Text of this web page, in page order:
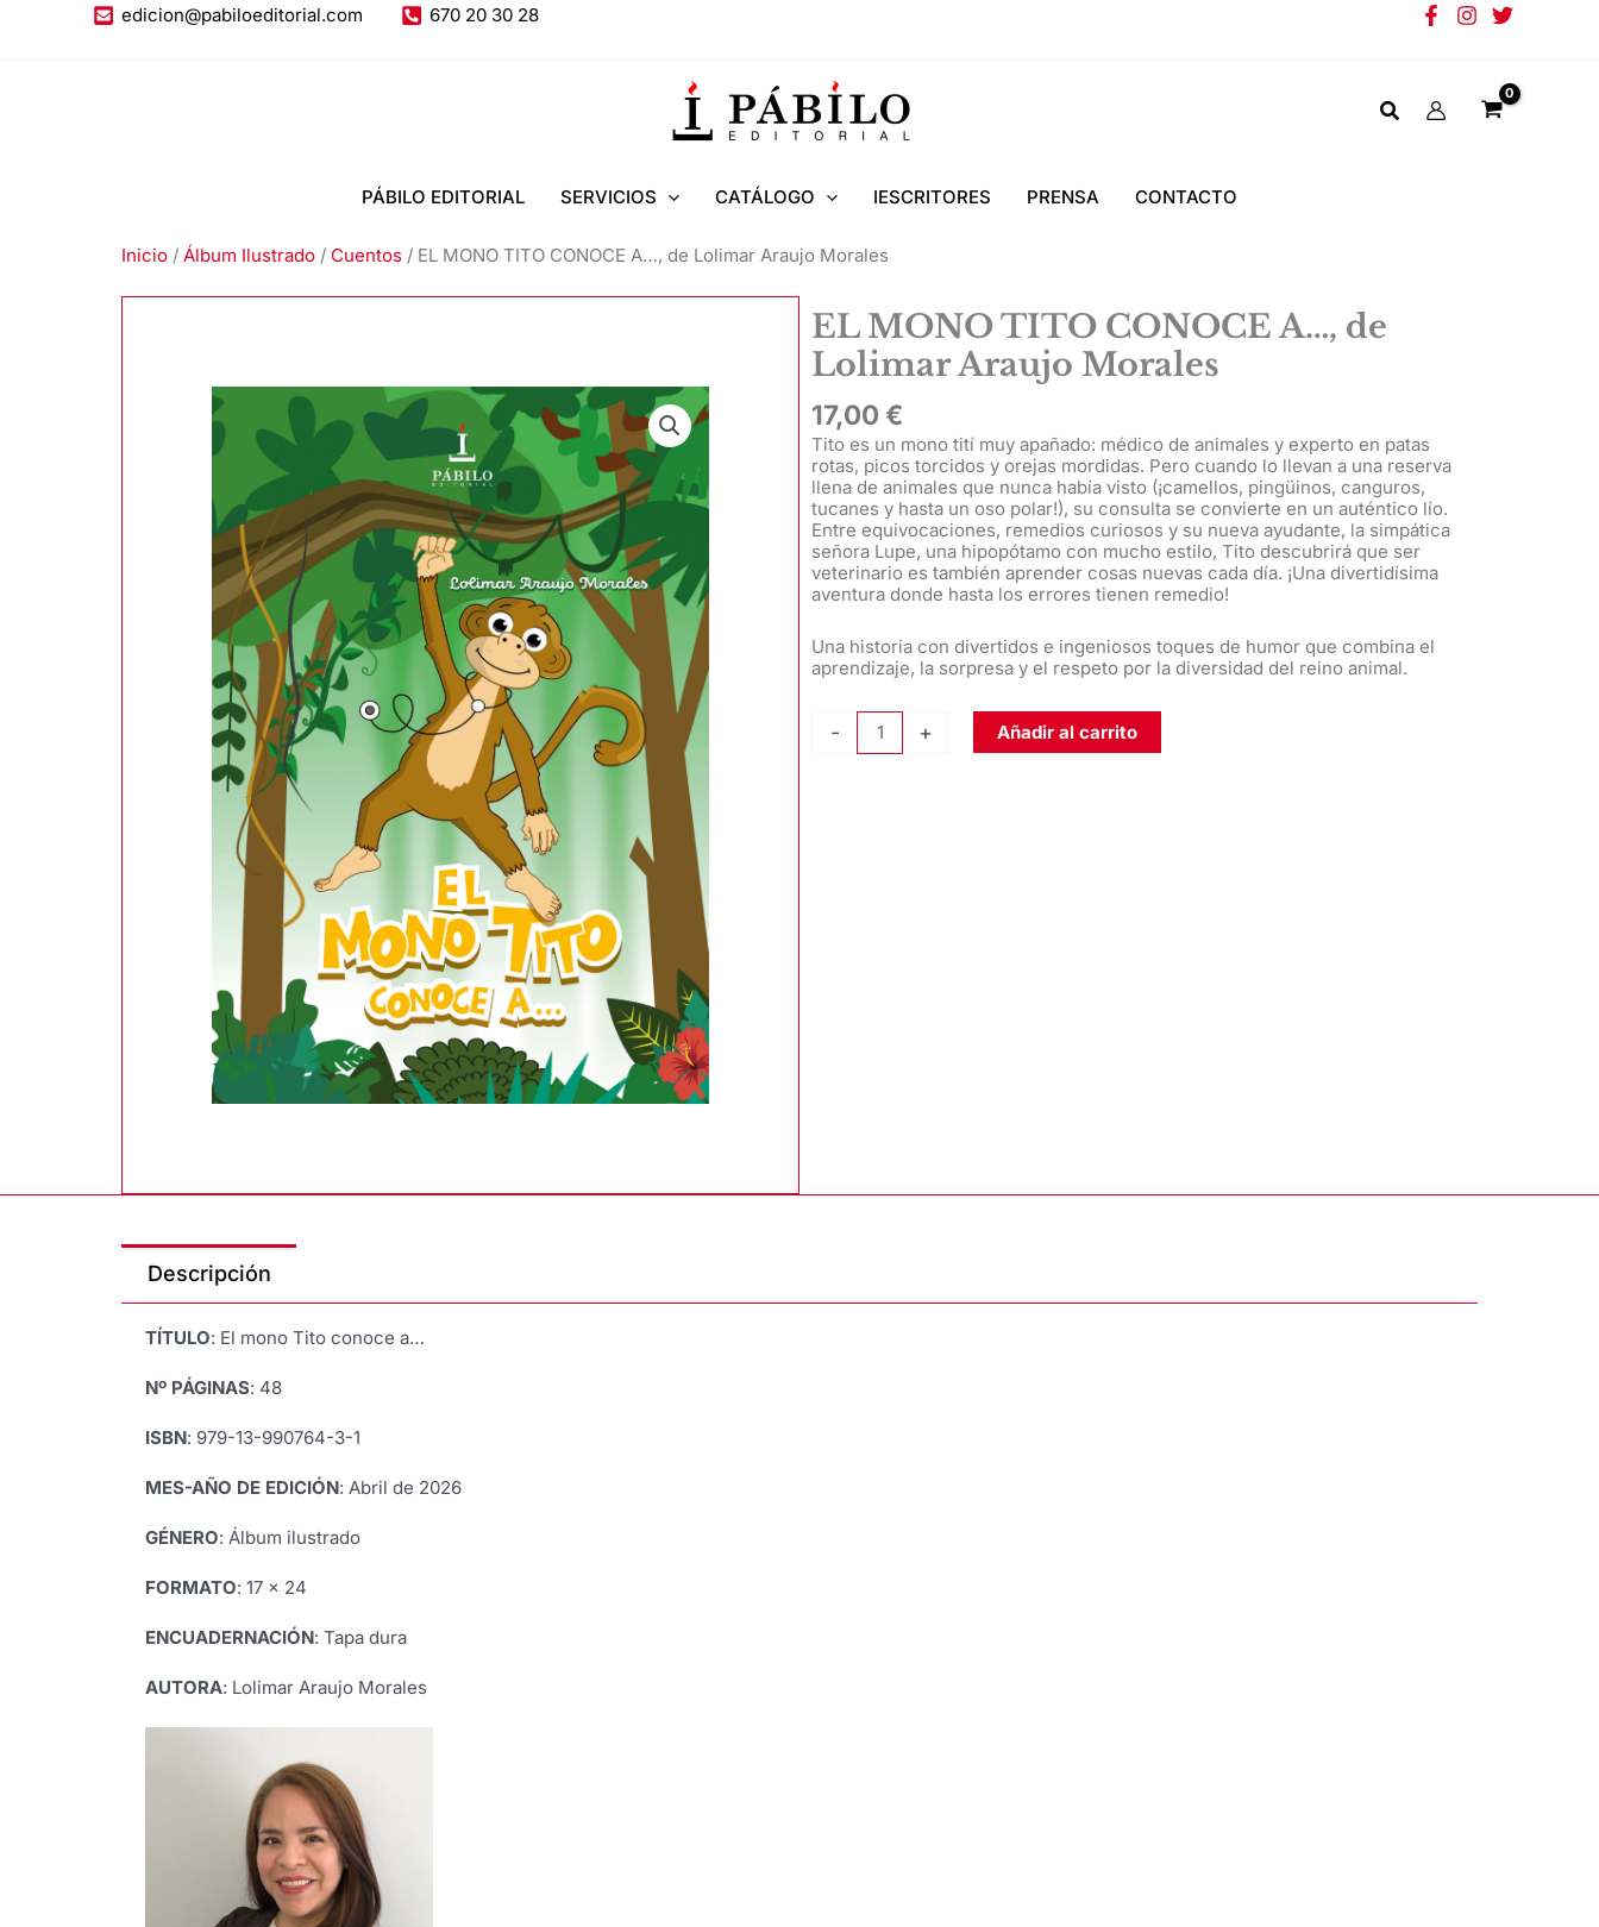
edicion@pabiloeditorial.com 670 20 30 28
PÁBILO EDITORIAL SERVICIOS CATÁLOGO IESCRITORES PRENSA CONTACTO
Inicio / Álbum Ilustrado / Cuentos / EL MONO TITO CONOCE A…, de Lolimar Araujo Morales
EL MONO TITO CONOCE A…, de
Lolimar Araujo Morales
17,00 €
Tito es un mono tití muy apañado: médico de animales y experto en patas
rotas, picos torcidos y orejas mordidas. Pero cuando lo llevan a una reserva
llena de animales que nunca había visto (¡camellos, pingüinos, canguros,
tucanes y hasta un oso polar!), su consulta se convierte en un auténtico lío.
Entre equivocaciones, remedios curiosos y su nueva ayudante, la simpática
señora Lupe, una hipopótamo con mucho estilo, Tito descubrirá que ser
veterinario es también aprender cosas nuevas cada día. ¡Una divertidísima
aventura donde hasta los errores tienen remedio!
Una historia con divertidos e ingeniosos toques de humor que combina el
aprendizaje, la sorpresa y el respeto por la diversidad del reino animal.
-
MONO
+ Añadir al carrito
Descripción
TÍTULO: El mono Tito conoce a…
Nº PÁGINAS: 48
ISBN: 979-13-990764-3-1
MES-AÑO DE EDICIÓN: Abril de 2026
GÉNERO: Álbum ilustrado
FORMATO: 17 x 24
ENCUADERNACIÓN: Tapa dura
AUTORA: Lolimar Araujo Morales